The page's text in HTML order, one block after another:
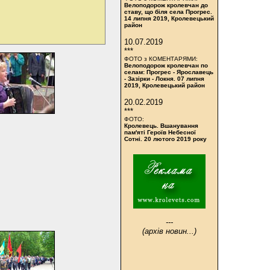
Велоподорож кролевчан до
ставу, що біля села Прогрес.
14 липня 2019, Кролевецький
район
10.07.2019
***
ФОТО з КОМЕНТАРЯМИ:
Велоподорож кролевчан по
селам: Прогрес - Ярославець
- Зазірки - Локня. 07 липня
2019, Кролевецький район
20.02.2019
***
ФОТО:
Кролевець. Вшанування
пам'яті Героїв Небесної
Сотні. 20 лютого 2019 року
---
(архів новин...)